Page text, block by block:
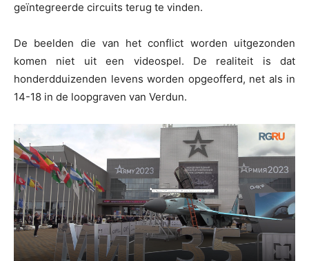
geïntegreerde circuits terug te vinden.
De beelden die van het conflict worden uitgezonden
komen niet uit een videospel. De realiteit is dat
honderdduizenden levens worden opgeofferd, net als in
14-18 in de loopgraven van Verdun.